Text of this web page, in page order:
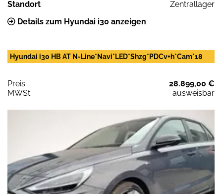
Standort
Zentrallager
Details zum Hyundai i30 anzeigen
Hyundai i30 HB AT N-Line*Navi*LED*Shzg*PDCv+h*Cam*18
Preis:
28.899,00 €
MWSt:
ausweisbar